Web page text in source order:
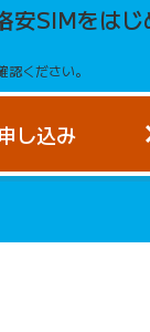
安SIMをはじ
認ください。
し込み